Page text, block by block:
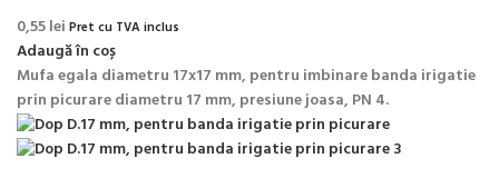
0,55lei Pret cu TVA inclus
Adaugă în coș
Mufa egala diametru 17x17 mm, pentru imbinare banda irigatie
prin picurare diametru 17 mm, presiune joasa, PN 4.